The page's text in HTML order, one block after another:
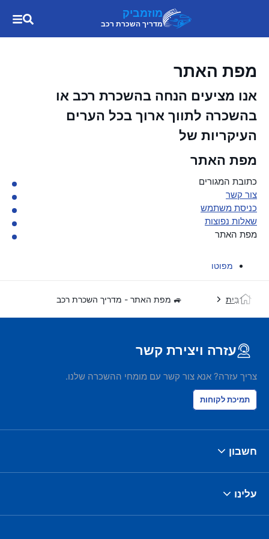
מוזמביק
מדריך השכרת רכב
מפת האתר
אנו מציעים הנחה בהשכרת רכב או
בהשכרה לתווך ארוך בכל הערים
העיקריות של
מפת האתר
כתובת המגורים
צור קשר
כניסת משתמש
שאלות נפוצות
מפת האתר
מפוטו
בַּיִת 🚙 מפת האתר - מדריך השכרת רכב
עזרה ויצירת קשר
צריך עזרה? אנא צור קשר עם מומחי ההשכרה שלנו.
תמיכת לקוחות
חשבון
עלינו